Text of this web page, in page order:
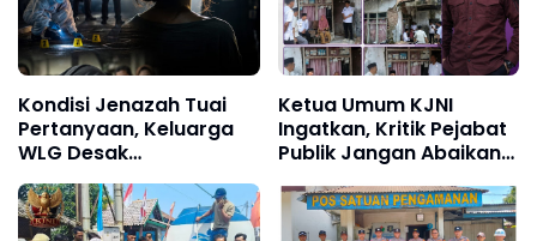
Kondisi Jenazah Tuai
Pertanyaan, Keluarga
WLG Desak
Pengungkapan Fakta
Tanpa Konflik
Kepentingan
Ketua Umum KJNI
Ingatkan, Kritik Pejabat
Publik Jangan Abaikan